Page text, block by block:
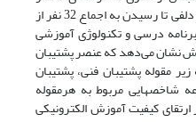
نیومن و برای اعتباریابی آن از روش دلفی تا رسیدن به اجماع 32 نفر از
درسی و تکنولوژی آموزشی
نشان می‌دهد که عنصر پشتیبان
مقوله پشتیبان فنی، پشتیبان
شاخصهایی مربوط به هرمقوله
کیفیت آموزش الکترونیکی